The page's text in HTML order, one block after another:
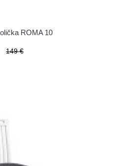
ROMA 10
149 €